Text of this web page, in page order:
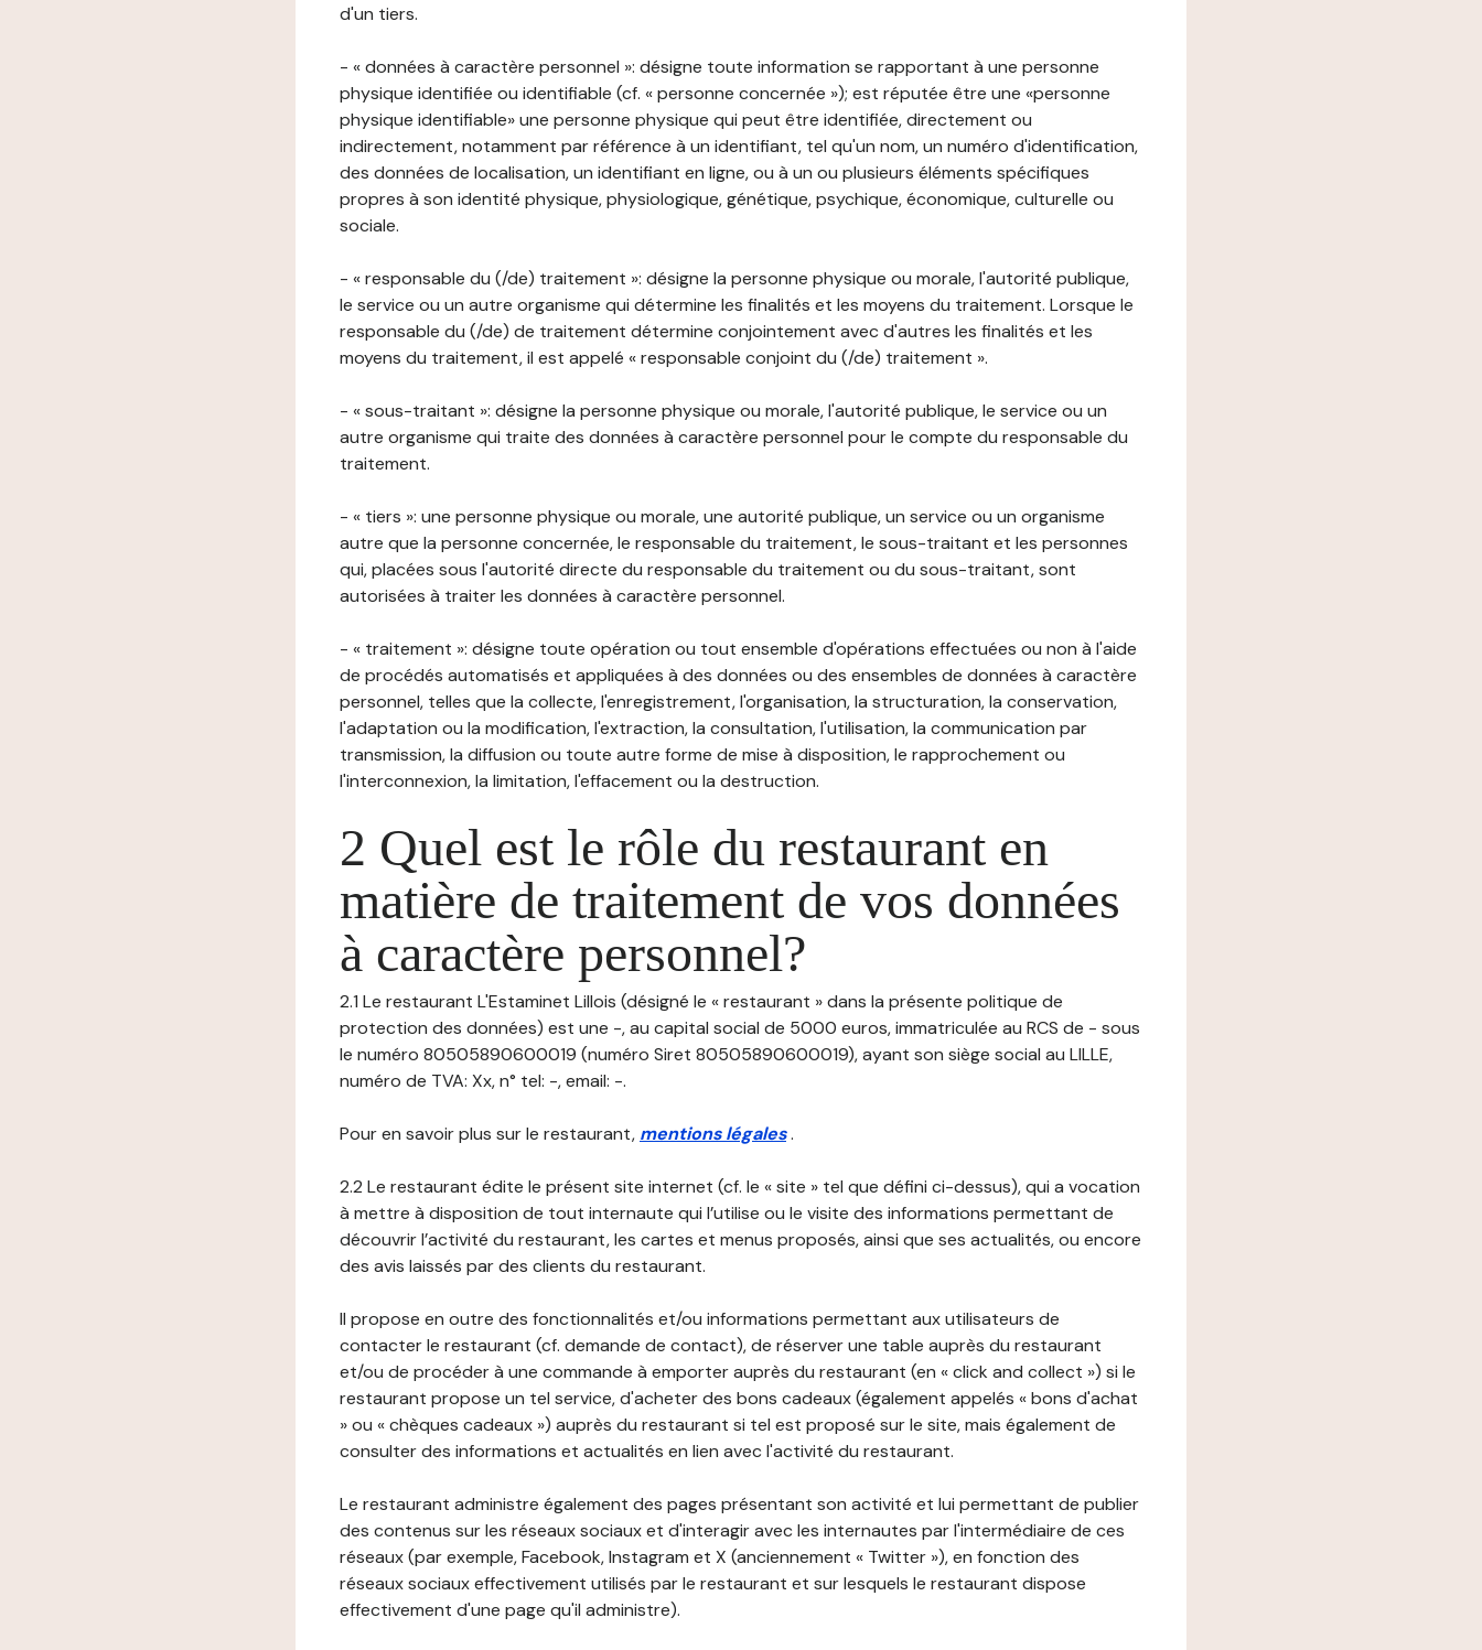
d'un tiers.
- « données à caractère personnel »: désigne toute information se rapportant à une personne
physique identifiée ou identifiable (cf. « personne concernée »); est réputée être une «personne
physique identifiable» une personne physique qui peut être identifiée, directement ou
indirectement, notamment par référence à un identifiant, tel qu'un nom, un numéro d'identification,
des données de localisation, un identifiant en ligne, ou à un ou plusieurs éléments spécifiques
propres à son identité physique, physiologique, génétique, psychique, économique, culturelle ou
sociale.
- « responsable du (/de) traitement »: désigne la personne physique ou morale, l'autorité publique,
le service ou un autre organisme qui détermine les finalités et les moyens du traitement. Lorsque le
responsable du (/de) de traitement détermine conjointement avec d'autres les finalités et les
moyens du traitement, il est appelé « responsable conjoint du (/de) traitement ».
- « sous-traitant »: désigne la personne physique ou morale, l'autorité publique, le service ou un
autre organisme qui traite des données à caractère personnel pour le compte du responsable du
traitement.
- « tiers »: une personne physique ou morale, une autorité publique, un service ou un organisme
autre que la personne concernée, le responsable du traitement, le sous-traitant et les personnes
qui, placées sous l'autorité directe du responsable du traitement ou du sous-traitant, sont
autorisées à traiter les données à caractère personnel.
- « traitement »: désigne toute opération ou tout ensemble d'opérations effectuées ou non à l'aide
de procédés automatisés et appliquées à des données ou des ensembles de données à caractère
personnel, telles que la collecte, l'enregistrement, l'organisation, la structuration, la conservation,
l'adaptation ou la modification, l'extraction, la consultation, l'utilisation, la communication par
transmission, la diffusion ou toute autre forme de mise à disposition, le rapprochement ou
l'interconnexion, la limitation, l'effacement ou la destruction.
2 Quel est le rôle du restaurant en
matière de traitement de vos données
à caractère personnel?
2.1 Le restaurant L'Estaminet Lillois (désigné le « restaurant » dans la présente politique de
protection des données) est une -, au capital social de 5000 euros, immatriculée au RCS de - sous
le numéro 80505890600019 (numéro Siret 80505890600019), ayant son siège social au LILLE,
numéro de TVA: Xx, n° tel: -, email: -.
Pour en savoir plus sur le restaurant, mentions légales.
2.2 Le restaurant édite le présent site internet (cf. le « site » tel que défini ci-dessus), qui a vocation
à mettre à disposition de tout internaute qui l’utilise ou le visite des informations permettant de
découvrir l’activité du restaurant, les cartes et menus proposés, ainsi que ses actualités, ou encore
des avis laissés par des clients du restaurant.
Il propose en outre des fonctionnalités et/ou informations permettant aux utilisateurs de
contacter le restaurant (cf. demande de contact), de réserver une table auprès du restaurant
et/ou de procéder à une commande à emporter auprès du restaurant (en « click and collect ») si le
restaurant propose un tel service, d'acheter des bons cadeaux (également appelés « bons d'achat
» ou « chèques cadeaux ») auprès du restaurant si tel est proposé sur le site, mais également de
consulter des informations et actualités en lien avec l'activité du restaurant.
Le restaurant administre également des pages présentant son activité et lui permettant de publier
des contenus sur les réseaux sociaux et d'interagir avec les internautes par l'intermédiaire de ces
réseaux (par exemple, Facebook, Instagram et X (anciennement « Twitter »), en fonction des
réseaux sociaux effectivement utilisés par le restaurant et sur lesquels le restaurant dispose
effectivement d'une page qu'il administre).